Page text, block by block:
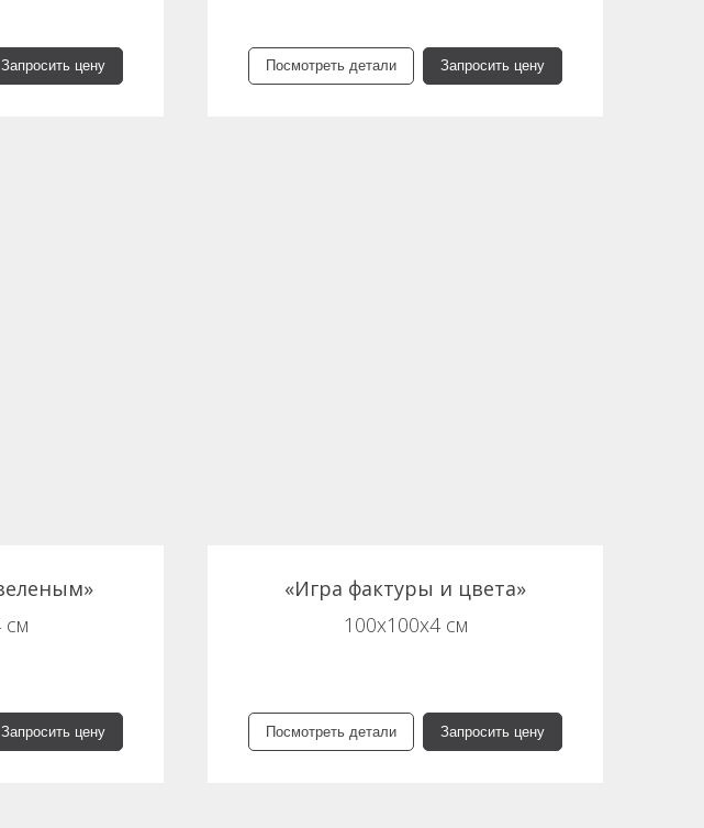
Запросить цену Посмотреть детали Запросить цену
см
Запросить цену
«Игра фактуры и цвета»
100х100х4 см
Посмотреть детали Запросить цену